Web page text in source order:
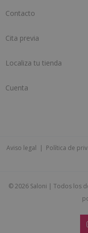
Contacto
Cita previa
Localiza tu tienda
Cuenta
Aviso legal | Política de
©2026 Saloni | Todos los